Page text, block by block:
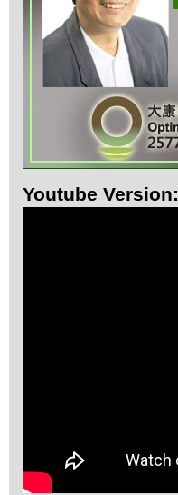
Youtube Version: